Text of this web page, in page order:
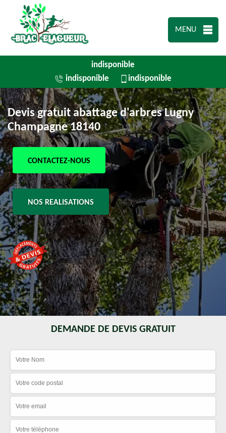
MENU
indisponible
indisponible
indisponible
Devis gratuit abattage d'arbres Lugny
Champagne 18140
CONTACTEZ-NOUS
NOS REALISATIONS
DEMANDE DE DEVIS GRATUIT